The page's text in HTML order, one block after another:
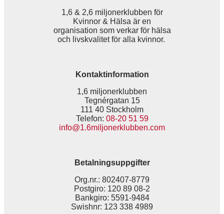
1,6 & 2,6 miljonerklubben för
Kvinnor & Hälsa är en
organisation som verkar för hälsa
och livskvalitet för alla kvinnor.
Kontaktinformation
1,6 miljonerklubben
Tegnérgatan 15
111 40 Stockholm
Telefon: 08-20 51 59
info@1.6miljonerklubben.com
Betalningsuppgifter
Org.nr.: 802407-8779
Postgiro: 120 89 08-2
Bankgiro: 5591-9484
Swishnr: 123 338 4989